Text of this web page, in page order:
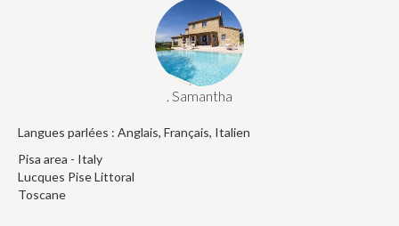
. Samantha
Langues parlées : Anglais, Français, Italien
Pisa area - Italy
Lucques Pise Littoral
Toscane